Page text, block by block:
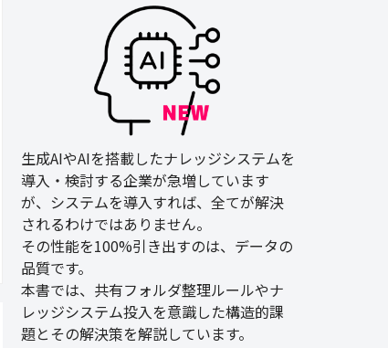
生成AIやAIを搭載したナレッジシステムを
導入・検討する企業が急増しています
が、システムを導入すれば、全てが解決
されるわけではありません。
その性能を100%引き出すのは、データの
品質です。
本書では、共有フォルダ整理ルールやナ
レッジシステム投入を意識した構造的課
題とその解決策を解説しています。